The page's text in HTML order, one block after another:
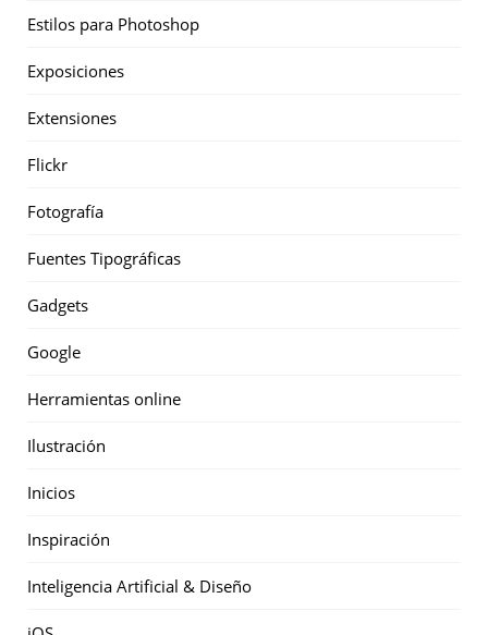
Estilos para Photoshop
Exposiciones
Extensiones
Flickr
Fotografía
Fuentes Tipográficas
Gadgets
Google
Herramientas online
Ilustración
Inicios
Inspiración
Inteligencia Artificial & Diseño